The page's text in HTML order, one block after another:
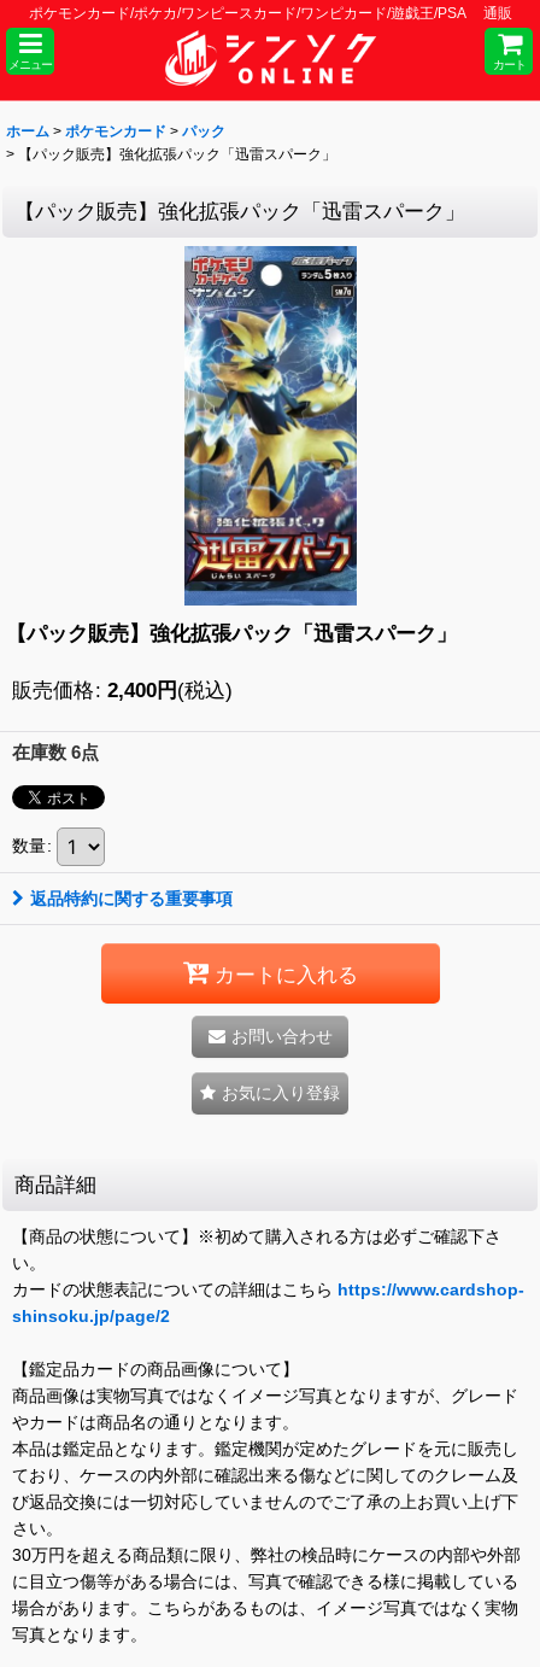
ポケモンカード/ポケカ/ワンピースカード/ワンピカード/遊戯王/PSA 通販
メニュー カート
ホーム > ポケモンカード > パック
>
【パック販売】強化拡張パック「迅雷スパーク」
【パック販売】強化拡張パック「迅雷スパーク」
【パック販売】強化拡張パック「迅雷スパーク」
販売価格: 2,400円 (税込)
在庫数 6点
数量:
返品特約に関する重要事項
カートに入れる
お問い合わせ
お気に入り登録
商品詳細
【商品の状態について】※初めて購入される方は必ずご確認下さ
い。
カードの状態表記についての詳細はこちら https://www.cardshop-
shinsoku.jp/page/2
【鑑定品カードの商品画像について】
商品画像は実物写真ではなくイメージ写真となりますが、グレード
やカードは商品名の通りとなります。
本品は鑑定品となります。鑑定機関が定めたグレードを元に販売し
ており、ケースの内外部に確認出来る傷などに関してのクレーム及
び返品交換には一切対応していませんのでご了承の上お買い上げ下
さい。
30万円を超える商品類に限り、弊社の検品時にケースの内部や外部
に目立つ傷等がある場合には、写真で確認できる様に掲載している
場合があります。こちらがあるものは、イメージ写真ではなく実物
写真となります。